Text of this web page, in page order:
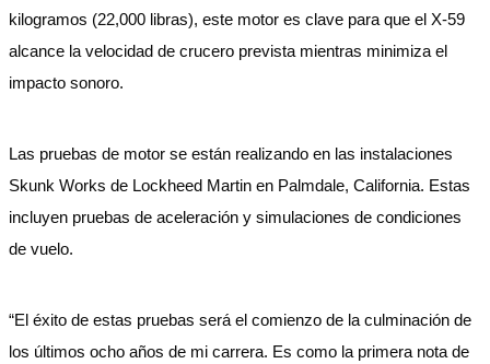
kilogramos (22,000 libras), este motor es clave para que el X-59
alcance la velocidad de crucero prevista mientras minimiza el
impacto sonoro.
Las pruebas de motor se están realizando en las instalaciones
Skunk Works de Lockheed Martin en Palmdale, California. Estas
incluyen pruebas de aceleración y simulaciones de condiciones
de vuelo.
“El éxito de estas pruebas será el comienzo de la culminación de
los últimos ocho años de mi carrera. Es como la primera nota de